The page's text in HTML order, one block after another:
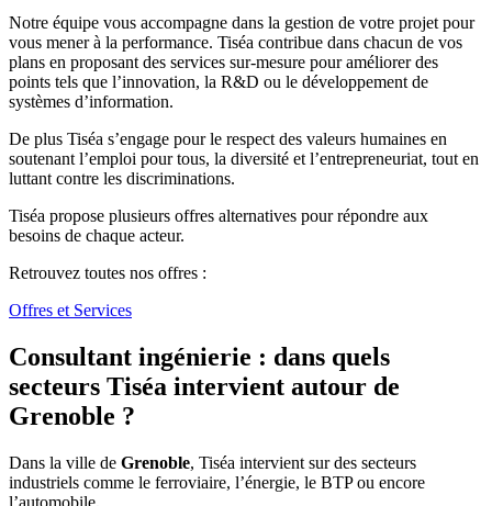
Notre équipe vous accompagne dans la gestion de votre projet pour
vous mener à la performance. Tiséa contribue dans chacun de vos
plans en proposant des services sur-mesure pour améliorer des
points tels que l’innovation, la R&D ou le développement de
systèmes d’information.
De plus Tiséa s’engage pour le respect des valeurs humaines en
soutenant l’emploi pour tous, la diversité et l’entrepreneuriat, tout en
luttant contre les discriminations.
Tiséa propose plusieurs offres alternatives pour répondre aux
besoins de chaque acteur.
Retrouvez toutes nos offres :
Offres et Services
Consultant ingénierie : dans quels
secteurs Tiséa intervient autour de
Grenoble ?
Dans la ville de Grenoble, Tiséa intervient sur des secteurs
industriels comme le ferroviaire, l’énergie, le BTP ou encore
l’automobile.